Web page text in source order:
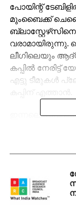
പോയിന്റ്
മുംബൈക്ക്
ലീഗിലെയും
കപ്പില്‍
എട്ടു ടീമുകള്‍
ഇന്നലെ
ഗോള്‍മുഖം
അവര്‍ക്കായില്ല.
മികച്ച
രണ്ടാം